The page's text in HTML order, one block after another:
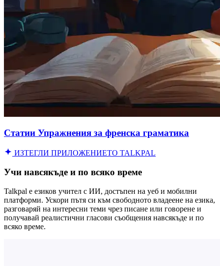
Статии Упражнения за френска граматика
ИЗТЕГЛИ ПРИЛОЖЕНИЕТО TALKPAL
Учи навсякъде и по всяко време
Talkpal е езиков учител с ИИ, достъпен на уеб и мобилни
платформи. Ускори пътя си към свободното владеене на езика,
разговаряй на интересни теми чрез писане или говорене и
получавай реалистични гласови съобщения навсякъде и по
всяко време.